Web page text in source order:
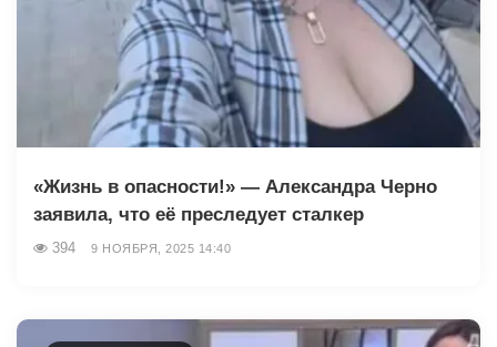
«Жизнь в опасности!» — Александра Черно
заявила, что её преследует сталкер
394 9 НОЯБРЯ, 2025 14:40